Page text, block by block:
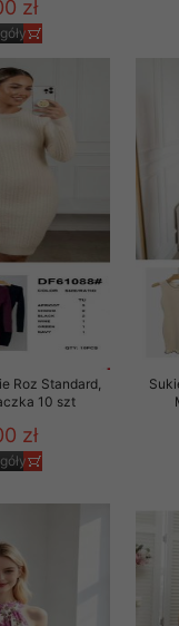
zł
Roz Standard,
10 szt
zł